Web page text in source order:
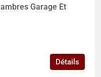
Garage Et
Détails